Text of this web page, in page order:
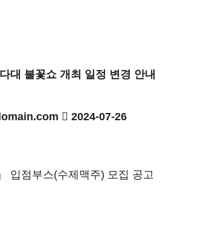
대 불꽃쇼 개최 일정 변경 안내
2024-07-26
입점부스(수제맥주) 모집 공고